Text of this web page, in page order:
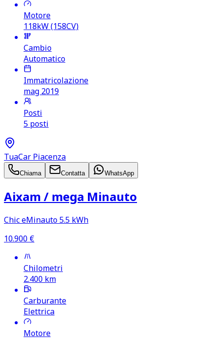
Motore
118kW (158CV)
Cambio
Automatico
Immatricolazione
mag 2019
Posti
5 posti
TuaCar Piacenza
Chiama Contatta WhatsApp
Aixam /​ mega Minauto
Chic eMinauto 5.5 kWh
10.900 €
Chilometri
2.400 km
Carburante
Elettrica
Motore